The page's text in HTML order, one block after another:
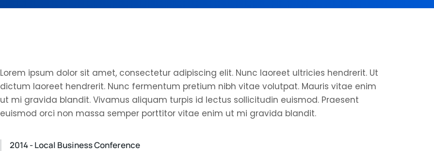
Lorem ipsum dolor sit amet, consectetur adipiscing elit. Nunc laoreet ultricies hendrerit. Ut
dictum laoreet hendrerit. Nunc fermentum pretium nibh vitae volutpat. Mauris vitae enim
ut mi gravida blandit. Vivamus aliquam turpis id lectus sollicitudin euismod. Praesent
euismod orci non massa semper porttitor vitae enim ut mi gravida blandit.
2014 - Local Business Conference